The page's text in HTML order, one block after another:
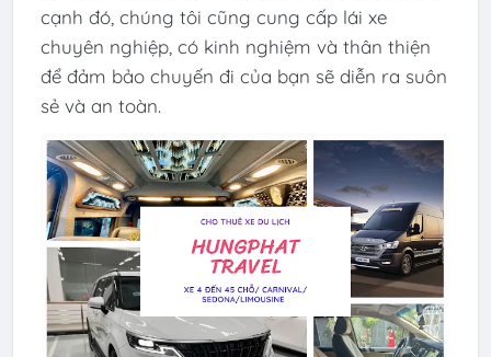
cạnh đó, chúng tôi cũng cung cấp lái xe
chuyên nghiệp, có kinh nghiệm và thân thiện
để đảm bảo chuyến đi của bạn sẽ diễn ra suôn
sẻ và an toàn.